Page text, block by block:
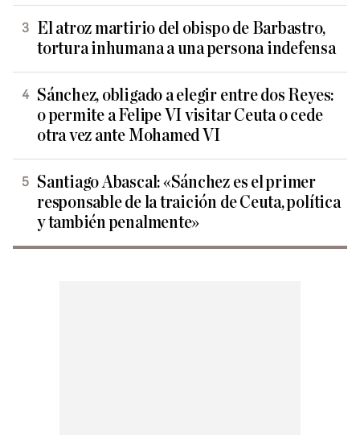
El atroz martirio del obispo de Barbastro,
tortura inhumana a una persona indefensa
Sánchez, obligado a elegir entre dos Reyes:
o permite a Felipe VI visitar Ceuta o cede
otra vez ante Mohamed VI
Santiago Abascal: «Sánchez es el primer
responsable de la traición de Ceuta, política
y también penalmente»